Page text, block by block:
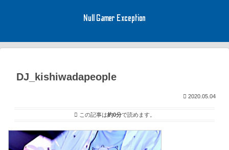
Null Gamer Exception
DJ_kishiwadapeople
2020.05.04
この記事は約0分で読めます。